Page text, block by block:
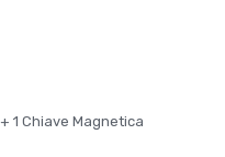
+ 1 Chiave Magnetica